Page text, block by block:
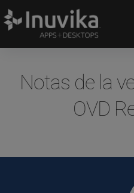
Notas de la
OVD